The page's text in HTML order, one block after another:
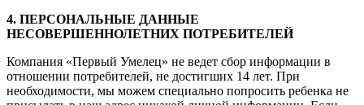
4. ПЕРСОНАЛЬНЫЕ ДАННЫЕ
НЕСОВЕРШЕННОЛЕТНИХ ПОТРЕБИТЕЛЕЙ
Компания «Первый Умелец» не ведет сбор информации в
отношении потребителей, не достигших 14 лет. При
необходимости, мы можем специально попросить ребенка не